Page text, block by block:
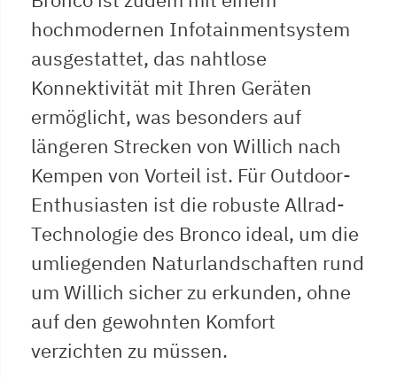
hochmodernen Infotainmentsystem
ausgestattet, das nahtlose
Konnektivität mit Ihren Geräten
ermöglicht, was besonders auf
längeren Strecken von Willich nach
Kempen von Vorteil ist. Für Outdoor-
Enthusiasten ist die robuste Allrad-
Technologie des Bronco ideal, um die
umliegenden Naturlandschaften rund
um Willich sicher zu erkunden, ohne
auf den gewohnten Komfort
verzichten zu müssen.